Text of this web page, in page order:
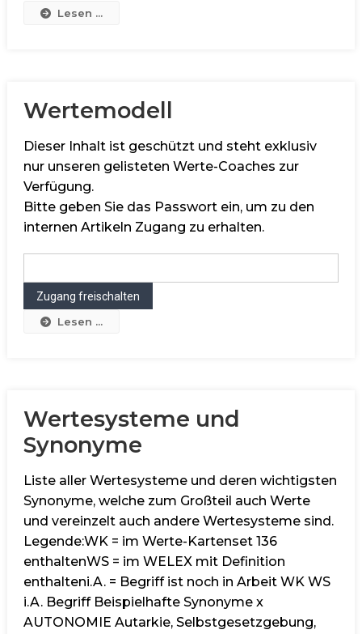
Lesen ...
Wertemodell
Dieser Inhalt ist geschützt und steht exklusiv
nur unseren gelisteten Werte-Coaches zur
Verfügung.
Bitte geben Sie das Passwort ein, um zu den
internen Artikeln Zugang zu erhalten.
Lesen ...
Wertesysteme und
Synonyme
Liste aller Wertesysteme und deren wichtigsten
Synonyme, welche zum Großteil auch Werte
und vereinzelt auch andere Wertesysteme sind.
Legende:WK = im Werte-Kartenset 136
enthaltenWS = im WELEX mit Definition
enthalteni.A. = Begriff ist noch in Arbeit WK WS
i.A. Begriff Beispielhafte Synonyme x
AUTONOMIE Autarkie, Selbstgesetzgebung,